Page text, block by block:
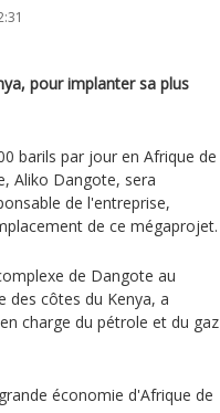
pour implanter sa plus
barils par jour en Afrique de
Aliko Dangote, sera
de l'entreprise,
de ce mégaprojet.
de Dangote au
des côtes du Kenya, a
charge du pétrole et du gaz
économie d'Afrique de